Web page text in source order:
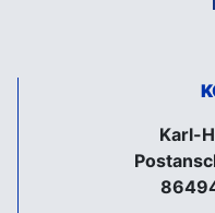
Karl-